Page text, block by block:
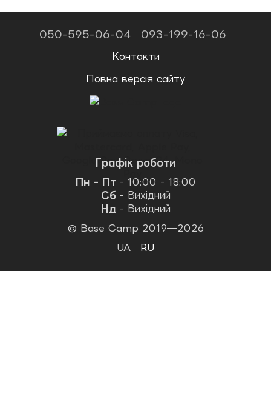
050-595-06-04 093-199-16-06
Контакти
Повна версія сайту
Графік роботи
Пн - Пт - 10:00 - 18:00
Сб- Вихідний
Нд - Вихідний
© Base Camp 2019—2026
UA
RU